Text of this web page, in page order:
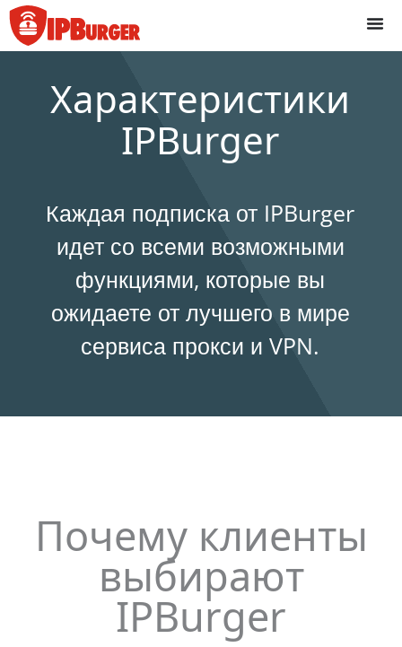
Перейти
содержанию
Характеристики
IPBurger
Каждая подписка от IPBurger
идет со всеми возможными
функциями, которые вы
ожидаете от лучшего в мире
сервиса прокси и VPN.
Почему клиенты
выбирают
IPBurger